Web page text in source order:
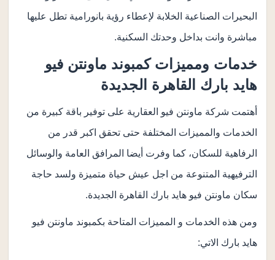
البحيرات الصناعية الخلابة لإعطاء رؤية بانورامية تطل عليها
مباشرة وانت بداخل وحدتك السكنية.
خدمات ومميزات كمبوند ماونتن فيو
هايد بارك القاهرة الجديدة
أهتمت شركة ماونتن فيو العقارية على توفير باقة كبيرة من
الخدمات والمميزات المختلفة حتى تحقق اكبر قدر من
الرفاهية للسكان، كما وفرت أيضا المرافق العامة والوسائل
الترفيهية المتنوعة من اجل عيش حياة متميزة ولسد حاجة
سكان ماونتن فيو هايد بارك القاهرة الجديدة.
ومن هذه الخدمات و المميزات المتاحة بكمبوند ماونتن فيو
هايد بارك الاتي: